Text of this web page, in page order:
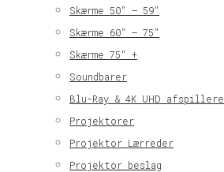
Skærme 50″ – 59″
Skærme 60″ – 75″
Skærme 75″ +
Soundbarer
Blu-Ray & 4K UHD afspillere
Projektorer
Projektor Lærreder
Projektor beslag